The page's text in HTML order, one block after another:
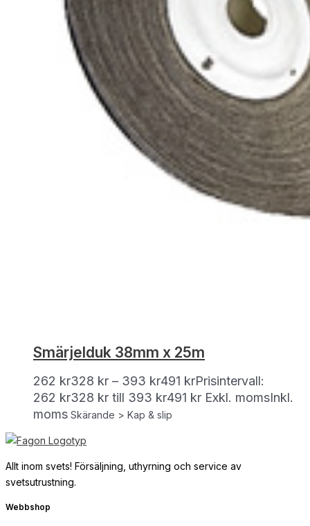
Smärjelduk 38mm x 25m
262 kr328 kr – 393 kr491 krPrisintervall:
262 kr328 kr till 393 kr491 kr Exkl. momsInkl.
moms Skärande > Kap & slip
Allt inom svets! Försäljning, uthyrning och service av
svetsutrustning.
Webbshop